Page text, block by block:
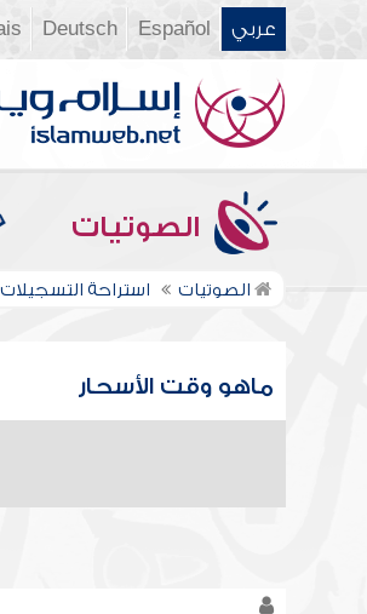
عربي Español
Deutsch
الصوتيات
الصوتيات استراحة التسجيلات
ماهو وقت الأسحار